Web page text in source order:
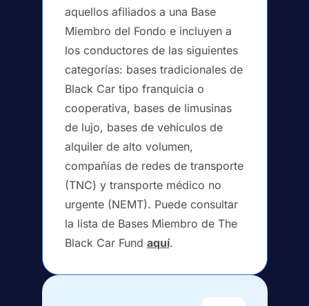
aquellos afiliados a una Base
Miembro del Fondo e incluyen a
los conductores de las siguientes
categorías: bases tradicionales de
Black Car tipo franquicia o
cooperativa, bases de limusinas
de lujo, bases de vehículos de
alquiler de alto volumen,
compañías de redes de transporte
(TNC) y transporte médico no
urgente (NEMT). Puede consultar
la lista de Bases Miembro de The
Black Car Fund aquí.